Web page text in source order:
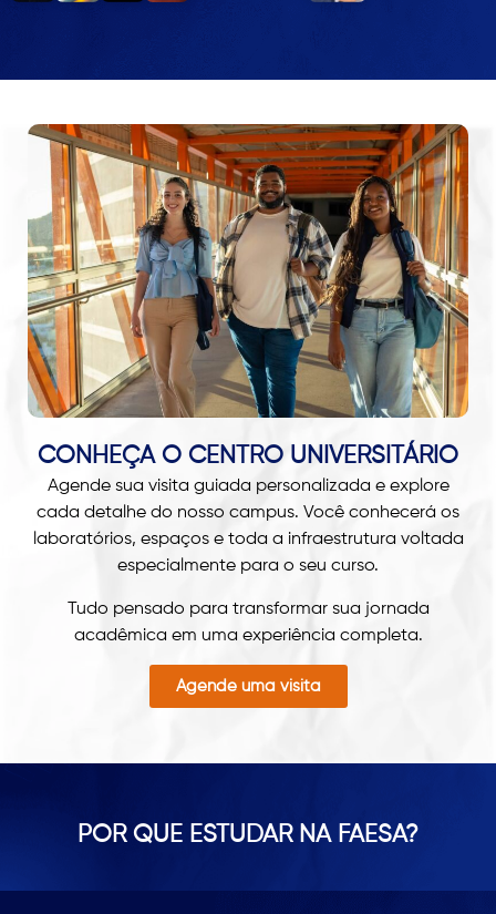
CONHEÇA O CENTRO UNIVERSITÁRIO
Agende sua visita guiada personalizada e explore
cada detalhe do nosso campus. Você conhecerá os
laboratórios, espaços e toda a infraestrutura voltada
especialmente para o seu curso.
Tudo pensado para transformar sua jornada
acadêmica em uma experiência completa.
Agende uma visita
POR QUE ESTUDAR NA FAESA?